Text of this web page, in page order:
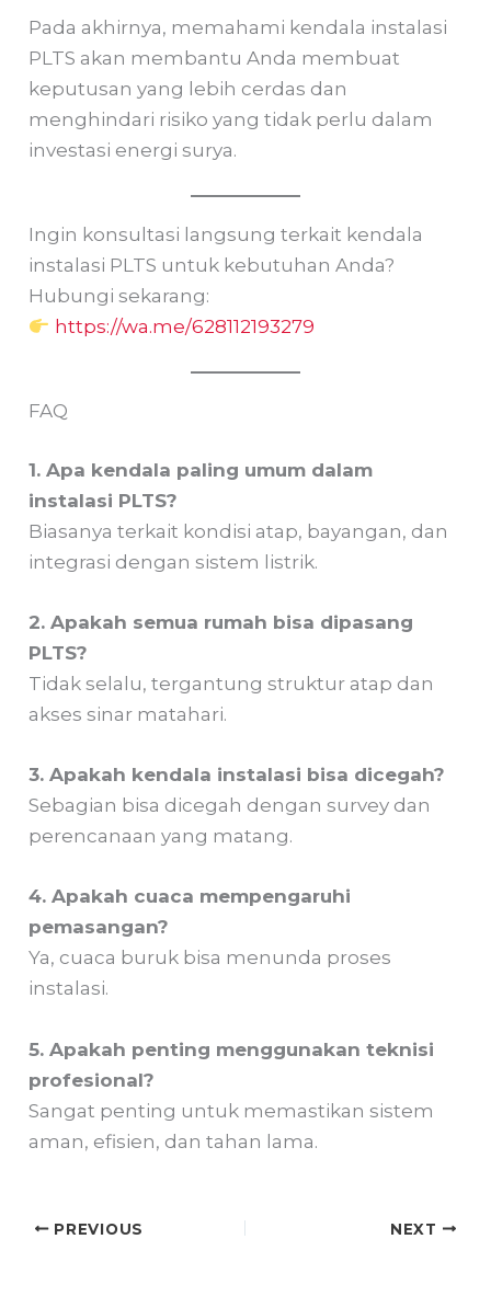
Pada akhirnya, memahami kendala instalasi
PLTS akan membantu Anda membuat
keputusan yang lebih cerdas dan
menghindari risiko yang tidak perlu dalam
investasi energi surya.
Ingin konsultasi langsung terkait kendala
instalasi PLTS untuk kebutuhan Anda?
Hubungi sekarang:
https://wa.me/628112193279
FAQ
1. Apa kendala paling umum dalam
instalasi PLTS?
Biasanya terkait kondisi atap, bayangan, dan
integrasi dengan sistem listrik.
2. Apakah semua rumah bisa dipasang
PLTS?
Tidak selalu, tergantung struktur atap dan
akses sinar matahari.
3. Apakah kendala instalasi bisa dicegah?
Sebagian bisa dicegah dengan survey dan
perencanaan yang matang.
4. Apakah cuaca mempengaruhi
pemasangan?
Ya, cuaca buruk bisa menunda proses
instalasi.
5. Apakah penting menggunakan teknisi
profesional?
Sangat penting untuk memastikan sistem
aman, efisien, dan tahan lama.
PREVIOUS NEXT